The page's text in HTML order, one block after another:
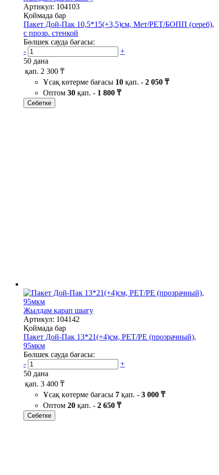
Артикул: 104103
Қоймада бар
Пакет Дой-Пак 10,5*15(+3,5)см, Мет/PET/БОПП (сереб),
с прозр. стенкой
Бөлшек сауда бағасы:
-
+
50 дана
қап. 2 300 ₸
Ұсақ көтерме бағасы 10 қап. - 2 050 ₸
Оптом 30 қап. - 1 800 ₸
Себетке
Жылдам қарап шығу
Артикул: 104142
Қоймада бар
Пакет Дой-Пак 13*21(+4)см, PET/PE (прозрачный),
95мкм
Бөлшек сауда бағасы:
-
+
50 дана
қап. 3 400 ₸
Ұсақ көтерме бағасы 7 қап. - 3 000 ₸
Оптом 20 қап. - 2 650 ₸
Себетке